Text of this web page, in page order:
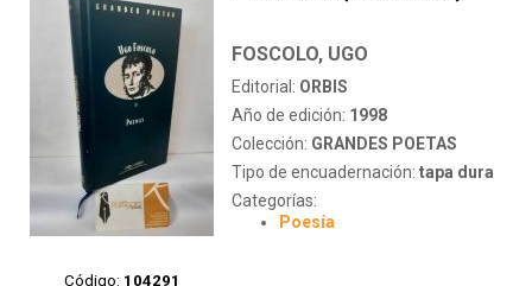
Código: 104291
FOSCOLO, UGO
Editorial: ORBIS
Año de edición: 1998
Colección: GRANDES POETAS
Tipo de encuadernación: tapa dura
Categorías:
Poesía